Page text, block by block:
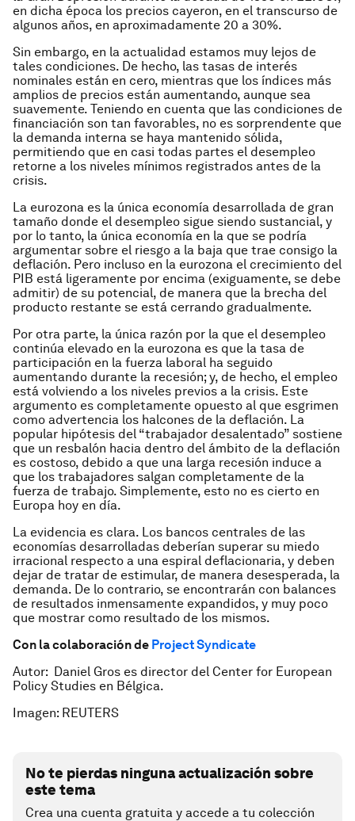
en dicha época los precios cayeron, en el transcurso de
algunos años, en aproximadamente 20 a 30%.
Sin embargo, en la actualidad estamos muy lejos de
tales condiciones. De hecho, las tasas de interés
nominales están en cero, mientras que los índices más
amplios de precios están aumentando, aunque sea
suavemente. Teniendo en cuenta que las condiciones de
financiación son tan favorables, no es sorprendente que
la demanda interna se haya mantenido sólida,
permitiendo que en casi todas partes el desempleo
retorne a los niveles mínimos registrados antes de la
crisis.
La eurozona es la única economía desarrollada de gran
tamaño donde el desempleo sigue siendo sustancial, y
por lo tanto, la única economía en la que se podría
argumentar sobre el riesgo a la baja que trae consigo la
deflación. Pero incluso en la eurozona el crecimiento del
PIB está ligeramente por encima (exiguamente, se debe
admitir) de su potencial, de manera que la brecha del
producto restante se está cerrando gradualmente.
Por otra parte, la única razón por la que el desempleo
continúa elevado en la eurozona es que la tasa de
participación en la fuerza laboral ha seguido
aumentando durante la recesión; y, de hecho, el empleo
está volviendo a los niveles previos a la crisis. Este
argumento es completamente opuesto al que esgrimen
como advertencia los halcones de la deflación. La
popular hipótesis del “trabajador desalentado” sostiene
que un resbalón hacia dentro del ámbito de la deflación
es costoso, debido a que una larga recesión induce a
que los trabajadores salgan completamente de la
fuerza de trabajo. Simplemente, esto no es cierto en
Europa hoy en día.
La evidencia es clara. Los bancos centrales de las
economías desarrolladas deberían superar su miedo
irracional respecto a una espiral deflacionaria, y deben
dejar de tratar de estimular, de manera desesperada, la
demanda. De lo contrario, se encontrarán con balances
de resultados inmensamente expandidos, y muy poco
que mostrar como resultado de los mismos.
Con la colaboración de Project Syndicate
Autor: Daniel Gros es director del Center for European
Policy Studies en Bélgica.
Imagen: REUTERS
No te pierdas ninguna actualización sobre
este tema
Crea una cuenta gratuita y accede a tu colección